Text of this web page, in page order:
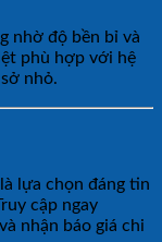
nhờ độ bền bỉ và
phù hợp với hệ
nhỏ.
lựa chọn đáng tin
cập ngay
nhận báo giá chi